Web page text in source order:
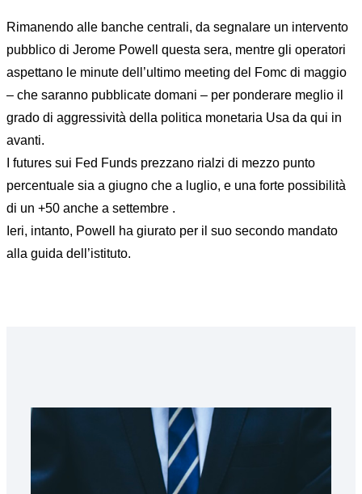
Rimanendo alle banche centrali, da segnalare un intervento
pubblico di Jerome Powell questa sera, mentre gli operatori
aspettano le minute dell’ultimo meeting del Fomc di maggio
– che saranno pubblicate domani – per ponderare meglio il
grado di aggressività della politica monetaria Usa da qui in
avanti.
I futures sui Fed Funds prezzano rialzi di mezzo punto
percentuale sia a giugno che a luglio, e una forte possibilità
di un +50 anche a settembre .
Ieri, intanto, Powell ha giurato per il suo secondo mandato
alla guida dell’istituto.